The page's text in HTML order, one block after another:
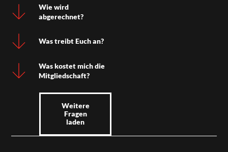
Wie wird
abgerechnet?
Was treibt Euch an?
Was kostet mich die
Mitgliedschaft?
Weitere
Fragen
laden